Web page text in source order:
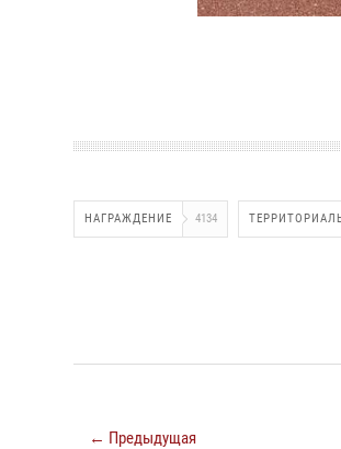
НАГРАЖДЕНИЕ 4134
← Предыдущая